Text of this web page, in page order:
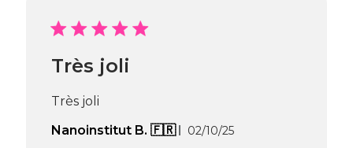
Très joli
Très joli
Nanoinstitut B. 🇫🇷
02/10/25